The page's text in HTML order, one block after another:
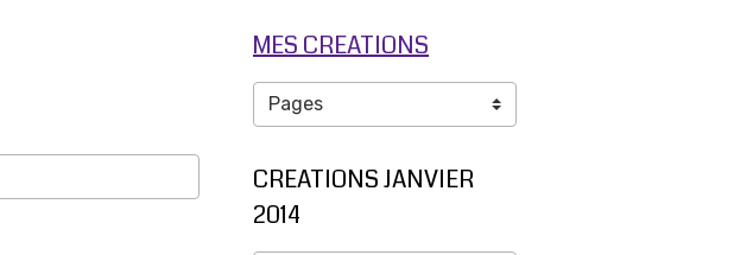
MES CREATIONS
CREATIONS JANVIER
2014